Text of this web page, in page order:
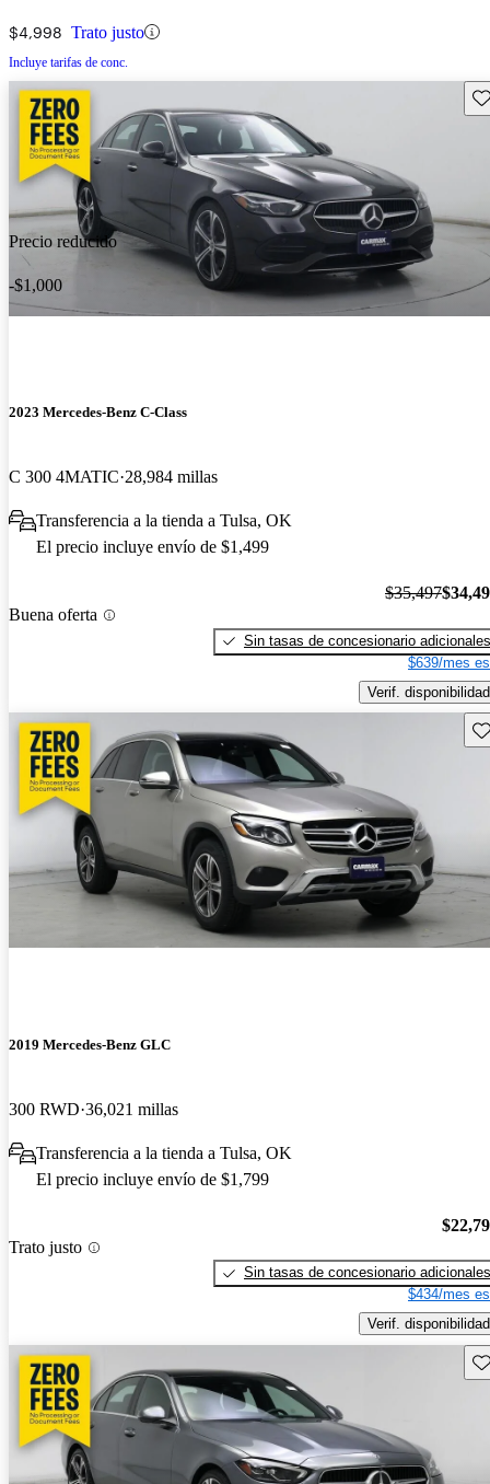
$4,998 Trato justo
Incluye tarifas de conc.
Precio reducido
-$1,000
2023 Mercedes-Benz C-Class
C 300 4MATIC 28,984 millas
Transferencia a la tienda a Tulsa, OK
El precio incluye envío de $1,499
Buena oferta
$35,497
Sin tasas de concesionario adicionales
$639/mes
Verif. disponibilidad
2019 Mercedes-Benz GLC
300 RWD 36,021 millas
Transferencia a la tienda a Tulsa, OK
El precio incluye envío de $1,799
Trato justo
Sin tasas de concesionario adicionales
$434/mes
Verif. disponibilidad